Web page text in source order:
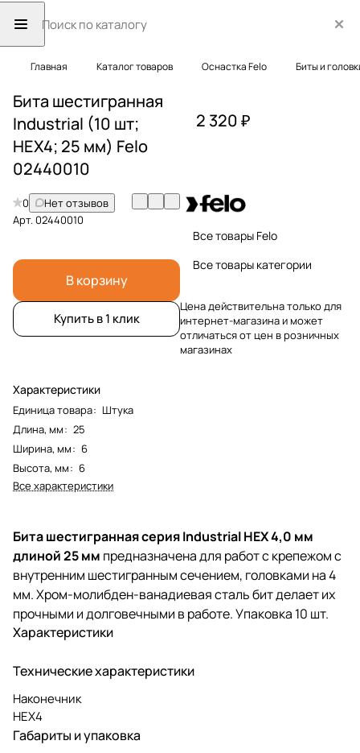
Главная Каталог товаров Оснастка Felo Биты и
Бита шестигранная
Industrial (10 шт;
HEX4; 25 мм) Felo
02440010
0
Нет отзывов
Арт.02440010
В корзину
Купить в 1 клик
Характеристики
Единица товара: Штука
Длина, мм: 25
Ширина, мм: 6
Высота, мм: 6
Все характеристики
2 320 ₽
Все товары Felo
Все товары категории
Цена действительна только для
интернет-магазина и может
отличаться от цен в розничных
магазинах
Бита шестигранная серия Industrial HEX 4,0 мм
длиной 25 мм предназначена для работ с крепежом с
внутренним шестигранным сечением, головками на 4
мм. Хром-молибден-ванадиевая сталь бит делает их
прочными и долговечными в работе. Упаковка 10 шт.
Характеристики
Технические характеристики
Наконечник
HEX4
Габариты и упаковка